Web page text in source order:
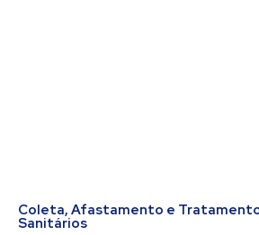
Coleta, Afastamento e
Sanitários